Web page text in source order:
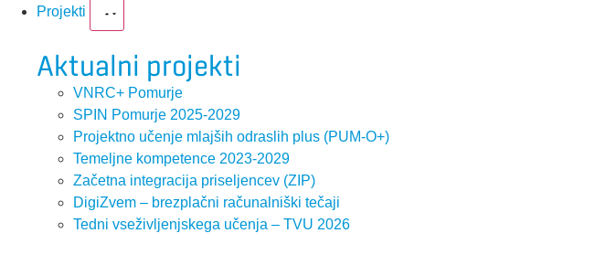
Projekti
Aktualni projekti
VNRC+ Pomurje
SPIN Pomurje 2025-2029
Projektno učenje mlajših odraslih plus (PUM-O+)
Temeljne kompetence 2023-2029
Začetna integracija priseljencev (ZIP)
DigiZvem – brezplačni računalniški tečaji
Tedni vseživljenjskega učenja – TVU 2026